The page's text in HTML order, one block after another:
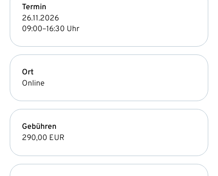
Termin
26.11.2026
09:00–16:30 Uhr
Ort
Online
Gebühren
290,00 EUR